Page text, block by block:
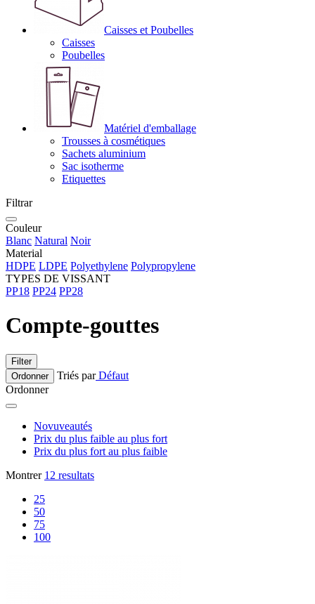
Caisses et Poubelles
Caisses
Poubelles
Matériel d'emballage
Trousses à cosmétiques
Sachets aluminium
Sac isotherme
Etiquettes
Filtrar
Couleur
Blanc Natural Noir
Material
HDPE LDPE Polyethylene Polypropylene
TYPES DE VISSANT
PP18 PP24 PP28
Compte-gouttes
Filter
Ordonner
Triés parDéfaut
Ordonner
Novuveautés
Prix du plus faible au plus fort
Prix du plus fort au plus faible
Montrer 12 resultats
25
50
75
100